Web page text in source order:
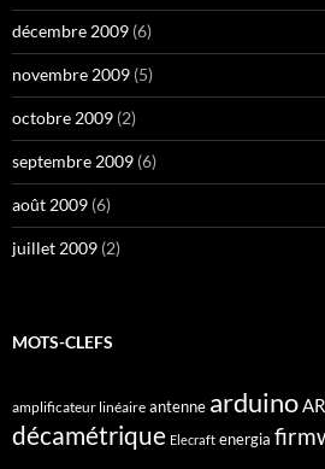
décembre 2009 (6)
novembre 2009 (5)
octobre 2009 (2)
septembre 2009 (6)
août 2009 (6)
juillet 2009 (2)
MOTS-CLEFS
amplificateur linéaire antenne arduino
décamétrique Elecraft energia